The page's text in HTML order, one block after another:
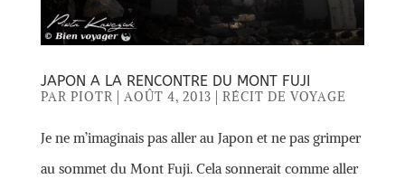
JAPON A LA RENCONTRE DU MONT FUJI
PAR PIOTR AOÛT 4, 2013 RÉCIT DE VOYAGE
Je ne m’imaginais pas aller au Japon et ne pas grimper
au sommet du Mont Fuji. Cela sonnerait comme aller